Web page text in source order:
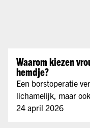
Waarom kiezen
hemdje?
Een borstoperatie
lichamelijk, maar
jezelf wilt zien. Veel
24 april 2026